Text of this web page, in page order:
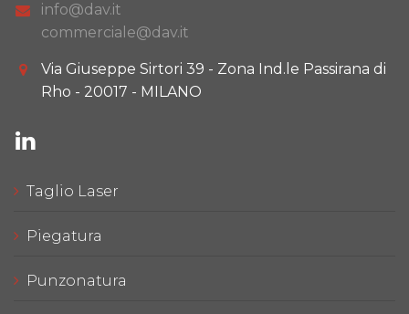
info@dav.it
commerciale@dav.it
Via Giuseppe Sirtori 39 - Zona Ind.le Passirana di
Rho - 20017 - MILANO
Taglio Laser
Piegatura
Punzonatura